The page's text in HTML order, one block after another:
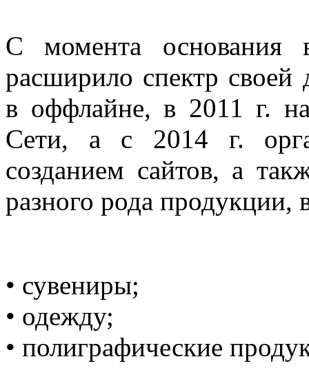
С момента основания
расширило спектр своей
в оффлайне, в 2011 г.
Сети, а с 2014 г.
созданием сайтов, а
разного рода продукции,
• сувениры;
• одежду;
• полиграфические